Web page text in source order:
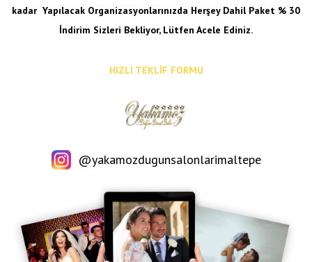
kadar Yapılacak Organizasyonlarınızda Herşey Dahil Paket % 30
İndirim Sizleri Bekliyor, Lütfen Acele Ediniz.
HIZLI TEKLİF FORMU
@yakamozdugunsalonlarimaltepe